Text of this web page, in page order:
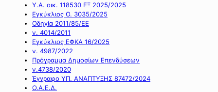
Υ.Α. οικ. 118530 ΕΞ 2025/2025
Εγκύκλιος Ο. 3035/2025
Οδηγία 2011/85/ΕΕ
ν. 4014/2011
Εγκύκλιος ΕΦΚΑ 16/2025
ν. 4987/2022
Πρόγραμμα Δημοσίων Επενδύσεων
ν.4738/2020
Έγγραφο ΥΠ. ΑΝΑΠΤΥΞΗΣ 87472/2024
Ο.Α.Ε.Δ.